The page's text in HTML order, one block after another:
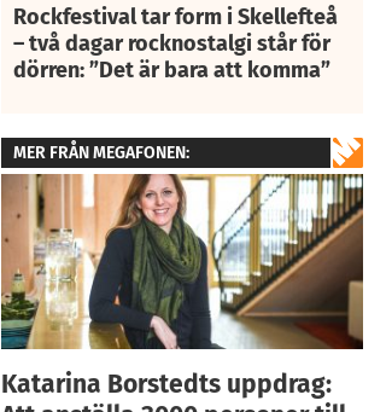
Rockfestival tar form i Skellefteå
– två dagar rocknostalgi står för
dörren: ”Det är bara att komma”
MER FRÅN MEGAFONEN:
Katarina Borstedts uppdrag: